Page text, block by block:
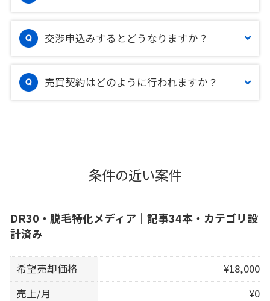
交渉申込みするとどうなりますか？
売買契約はどのように行われますか？
条件の近い案件
DR30・脱毛特化メディア｜記事34本・カテゴリ設
計済み
希望売却価格
¥18,000
売上/月
¥0